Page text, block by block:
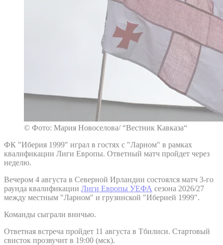
© Фото: Мария Новоселова/ “Вестник Кавказа“
ФК "Иберия 1999" играл в гостях с "Ларном" в рамках
квалификации Лиги Европы. Ответный матч пройдет через
неделю.
Вечером 4 августа в Северной Ирландии состоялся матч 3-го
раунда квалификации Лиги Европы УЕФА сезона 2026/27
между местным "Ларном" и грузинской "Иберией 1999".
Команды сыграли вничью.
Ответная встреча пройдет 11 августа в Тбилиси. Стартовый
свисток прозвучит в 19:00 (мск).